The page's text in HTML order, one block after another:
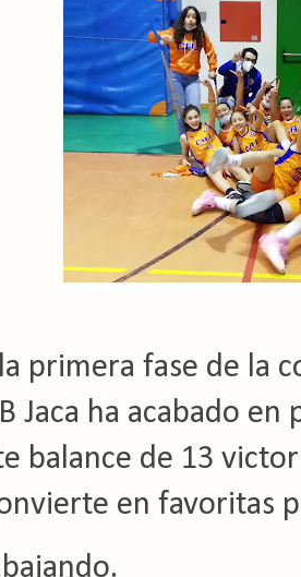
primera fase de la
Jaca ha acabado
balance de 13
en favoritas